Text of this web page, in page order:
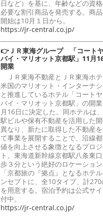
日など）を基に、年齢などの資
必要な割引商品を発売する。商
開始は10月１日から。
https://jr-central.co.jp/
👉ＪＲ東海グループ 「コートヤ
バイ・マリオット京都駅」11月
開業
ＪＲ東海不動産とＪＲ東海ホ
米国のマリオット・インターナ
と推進しているホテル「コートヤ
バイ・マリオット京都駅」の開
月16日に決定した。同ホテルは
駅ビルや保有不動産を活用した
異なり、新たに取得した不動産
て事業を展開することで、沿線
値を向上させる象徴となるプロ
ト。東海道新幹線京都駅八条東
歩３分という絶好のロケーション
「京都旅の『拠点』となるホテ
ンセプトに、全10タイプ、計
を用意する。宿泊予約は公式サ
付中。
https://jr-central.co.jp/